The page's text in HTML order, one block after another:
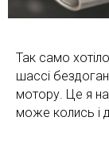
Так само
шассі
мотору. Це я
може колись і